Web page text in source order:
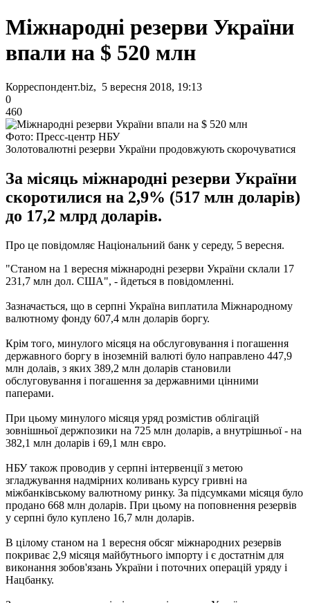
Міжнародні резерви України
впали на $ 520 млн
Корреспондент.biz, 5 вересня 2018, 19:13
0
460
Фото: Пресс-центр НБУ
Золотовалютні резерви України продовжують скорочуватися
За місяць міжнародні резерви України
скоротилися на 2,9% (517 млн доларів)
до 17,2 млрд доларів.
Про це повідомляє Національний банк у середу, 5 вересня.
"Станом на 1 вересня міжнародні резерви України склали 17
231,7 млн ​​дол. США", - йдеться в повідомленні.
Зазначається, що в серпні Україна виплатила Міжнародному
валютному фонду 607,4 млн доларів боргу.
Крім того, минулого місяця на обслуговування і погашення
державного боргу в іноземній валюті було направлено 447,9
млн долаів, з яких 389,2 млн доларів становили
обслуговування і погашення за державними цінними
паперами.
При цьому минулого місяця уряд розмістив облігацій
зовнішньої держпозики на 725 млн доларів, а внутрішньої - на
382,1 млн доларів і 69,1 млн євро.
НБУ також проводив у серпні інтервенції з метою
згладжування надмірних коливань курсу гривні на
міжбанківському валютному ринку. За підсумками місяця було
продано 668 млн доларів. При цьому на поповнення резервів
у серпні було куплено 16,7 млн ​​доларів.
В цілому станом на 1 вересня обсяг міжнародних резервів
покриває 2,9 місяця майбутнього імпорту і є достатнім для
виконання зобов'язань України і поточних операцій уряду і
Нацбанку.